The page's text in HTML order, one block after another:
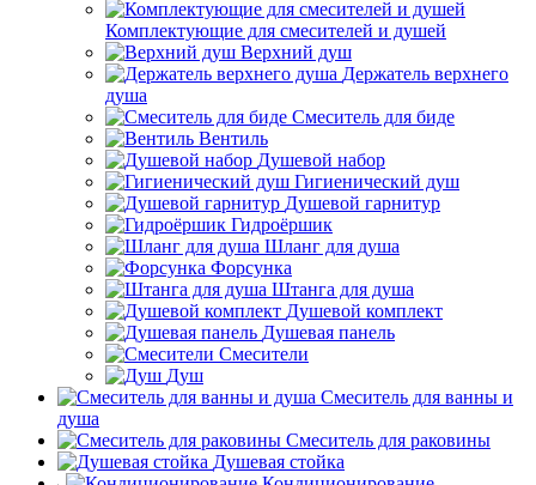
Комплектующие для смесителей и душей
Верхний душ
Держатель верхнего
душа
Смеситель для биде
Вентиль
Душевой набор
Гигиенический душ
Душевой гарнитур
Гидроёршик
Шланг для душа
Форсунка
Штанга для душа
Душевой комплект
Душевая панель
Смесители
Душ
Смеситель для ванны и
душа
Смеситель для раковины
Душевая стойка